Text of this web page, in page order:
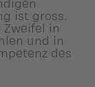
ist gross.
Zweifel in
und in
des